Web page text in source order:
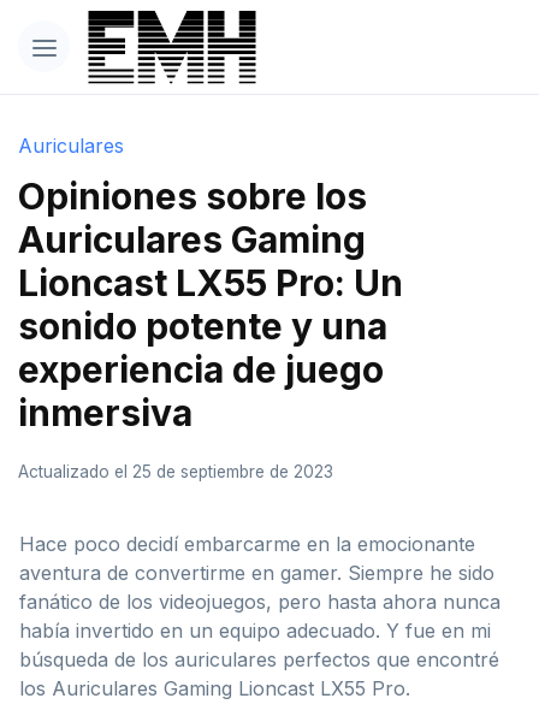
Auriculares
Opiniones sobre los
Auriculares Gaming
Lioncast LX55 Pro: Un
sonido potente y una
experiencia de juego
inmersiva
Actualizado el 25 de septiembre de 2023
Hace poco decidí embarcarme en la emocionante
aventura de convertirme en gamer. Siempre he sido
fanático de los videojuegos, pero hasta ahora nunca
había invertido en un equipo adecuado. Y fue en mi
búsqueda de los auriculares perfectos que encontré
los Auriculares Gaming Lioncast LX55 Pro.